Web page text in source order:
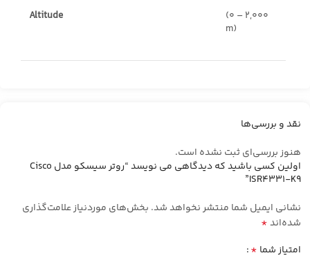
Altitude
(0 – 2,000
m)
نقد و بررسی‌ها
هنوز بررسی‌ای ثبت نشده است.
اولین کسی باشید که دیدگاهی می نویسد “روتر سیسکو مدل Cisco
ISR4331-K9”
نشانی ایمیل شما منتشر نخواهد شد. بخش‌های موردنیاز علامت‌گذاری
شده‌اند*
امتیاز شما *